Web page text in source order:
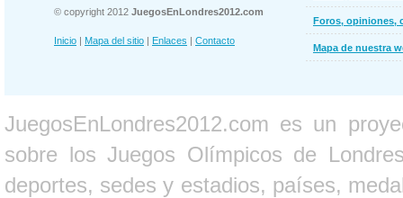
© copyright 2012 JuegosEnLondres2012.com
Inicio | Mapa del sitio | Enlaces | Contacto
Foros, opiniones,
Mapa de nuestra
JuegosEnLondres2012.com es un
sobre los Juegos Olímpicos de
deportes, sedes y estadios, países,